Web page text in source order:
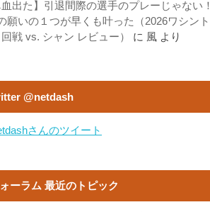
血出た】引退間際の選手のプレーじゃない！
願いの１つが早くも叶った（2026ワシント
戦 vs. シャン レビュー）
に 風 より
@netdash
さんのツイート
ーラム 最近のトピック